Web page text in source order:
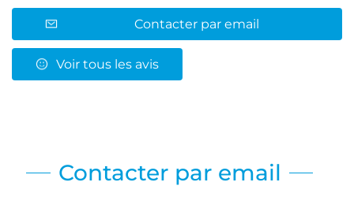
Contacter par email
Voir tous les avis
Contacter par email